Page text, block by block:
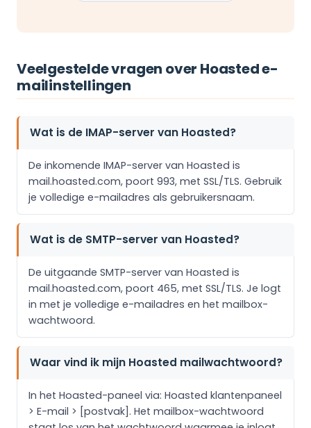
Veelgestelde vragen over Hoasted e-
mailinstellingen
Wat is de IMAP-server van Hoasted?
De inkomende IMAP-server van Hoasted is
mail.hoasted.com, poort 993, met SSL/TLS. Gebruik
je volledige e-mailadres als gebruikersnaam.
Wat is de SMTP-server van Hoasted?
De uitgaande SMTP-server van Hoasted is
mail.hoasted.com, poort 465, met SSL/TLS. Je logt
in met je volledige e-mailadres en het mailbox-
wachtwoord.
Waar vind ik mijn Hoasted mailwachtwoord?
In het Hoasted-paneel via: Hoasted klantenpaneel
> E-mail > [postvak]. Het mailbox-wachtwoord